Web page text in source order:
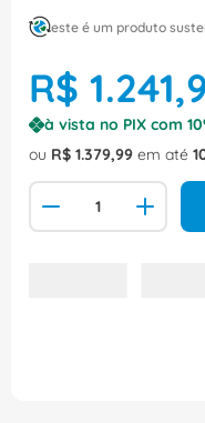
este é um produto
R$ 1.241,
à vista no PIX com 10
ou R$ 1.379,99 em até